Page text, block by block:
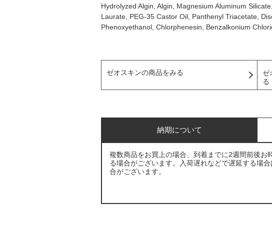
Hydrolyzed Algin, Algin, Magnesium Aluminum
Laurate, PEG-35 Castor Oil, Panthenyl Triacetate,
Phenoxyethanol, Chlorphenesin, Benzalkonium
ゼオスキンの商品をみる
ゼ
る
納期について
複数商品をお買上の場合、到着までに2週間前後
る場合がございます。入荷遅れなどで遅延する場
合がございます。